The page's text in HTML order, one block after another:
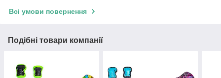
Всі умови повернення
Подібні товари компанії